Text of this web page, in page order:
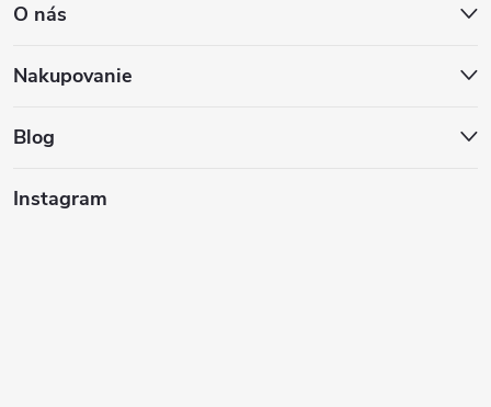
p
ä
O nás
Nakupovanie
Blog
Instagram